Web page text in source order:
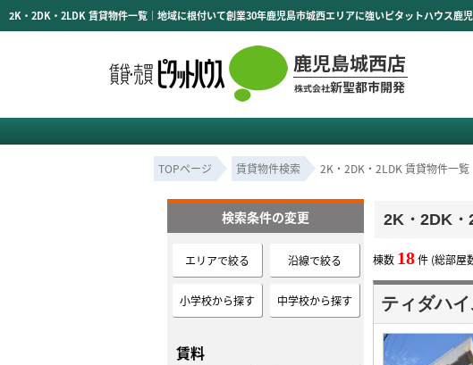
TOPページ 賃貸物件検索 2K・2DK・2LDK 賃貸物件一覧
2K・2DK・
棟数 18件 (総部屋
ティダハ
検索条件の変更
エリアで絞る 沿線で絞る
小学校から探す 中学校から探す
賃料